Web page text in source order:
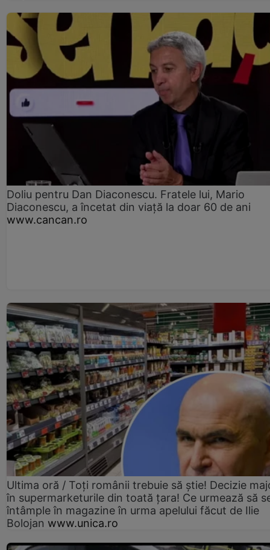
Doliu pentru Dan Diaconescu. Fratele lui, Mario
Diaconescu, a încetat din viață la doar 60 de ani
www.cancan.ro
Ultima oră / Toți românii trebuie să știe! Decizie
în supermarketurile din toată țara! Ce urmează să
întâmple în magazine în urma apelului făcut de Ilie
Bolojan www.unica.ro